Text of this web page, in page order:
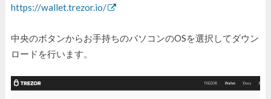
https://wallet.trezor.io/
中央のボタンからお手持ちのパソコンのOSを選択してダウン
ロードを行います。